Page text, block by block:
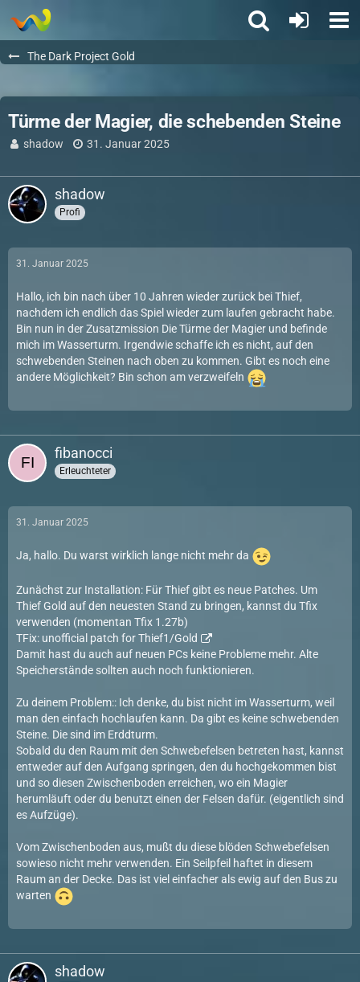
The Dark Project Gold
Türme der Magier, die schebenden Steine
shadow 31. Januar 2025
shadow
Profi
31. Januar 2025
Hallo, ich bin nach über 10 Jahren wieder zurück bei Thief,
nachdem ich endlich das Spiel wieder zum laufen gebracht habe.
Bin nun in der Zusatzmission Die Türme der Magier und befinde
mich im Wasserturm. Irgendwie schaffe ich es nicht, auf den
schwebenden Steinen nach oben zu kommen. Gibt es noch eine
andere Möglichkeit? Bin schon am verzweifeln
fibanocci
Erleuchteter
31. Januar 2025
Ja, hallo. Du warst wirklich lange nicht mehr da
Zunächst zur Installation: Für Thief gibt es neue Patches. Um
Thief Gold auf den neuesten Stand zu bringen, kannst du Tfix
verwenden (momentan Tfix 1.27b)
TFix: unofficial patch for Thief1/Gold
Damit hast du auch auf neuen PCs keine Probleme mehr. Alte
Speicherstände sollten auch noch funktionieren.
Zu deinem Problem:: Ich denke, du bist nicht im Wasserturm, weil
man den einfach hochlaufen kann. Da gibt es keine schwebenden
Steine. Die sind im Erddturm.
Sobald du den Raum mit den Schwebefelsen betreten hast, kannst
entweder auf den Aufgang springen, den du hochgekommen bist
und so diesen Zwischenboden erreichen, wo ein Magier
herumläuft oder du benutzt einen der Felsen dafür. (eigentlich sind
es Aufzüge).
Vom Zwischenboden aus, mußt du diese blöden Schwebefelsen
sowieso nicht mehr verwenden. Ein Seilpfeil haftet in diesem
Raum an der Decke. Das ist viel einfacher als ewig auf den Bus zu
warten
shadow